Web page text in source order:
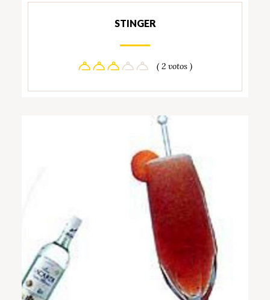
STINGER
( 2 votos )